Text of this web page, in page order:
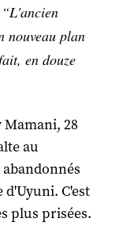
“L'ancien
nouveau plan
en douze
Mamani, 28
au
C'est
plus prisées.